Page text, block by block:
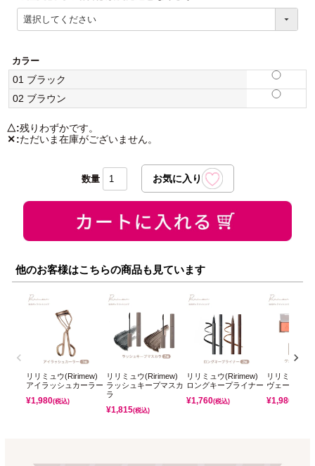
(必
カラー
01 ブラック
02 ブラウン
△ 残りわずかです。
✕ ただいま在庫がございません。
他のお客様はこちらの商品も見ています
リリミュウ(Ririmew)
アイラッシュカーラー
¥1,980(税込)
リリミュウ(Ririmew)
ラッシュキープマスカ
ラ
¥1,815(税込)
リリミュウ(Ririmew)
ロングキープライナー
¥1,760(税込)
リリミュウ
ヴェールグロ
¥1,980